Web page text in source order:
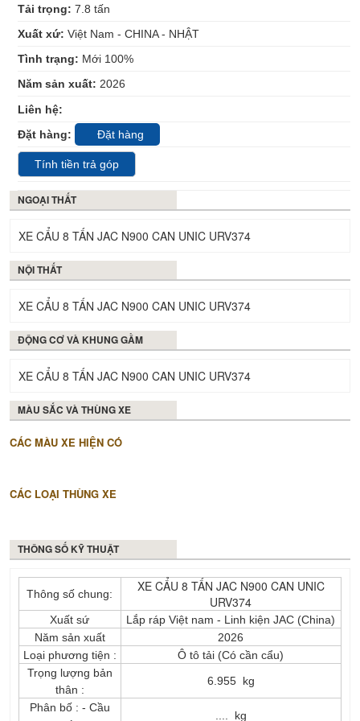
Tải trọng: 7.8 tấn
Xuất xứ: Việt Nam - CHINA - NHẬT
Tình trạng: Mới 100%
Năm sản xuất: 2026
Liên hệ:
Đặt hàng:
Đặt hàng
Tính tiền trả góp
NGOẠI THẤT
XE CẨU 8 TẤN JAC N900 CAN UNIC URV374
NỘI THẤT
XE CẨU 8 TẤN JAC N900 CAN UNIC URV374
ĐỘNG CƠ VÀ KHUNG GẦM
XE CẨU 8 TẤN JAC N900 CAN UNIC URV374
MÀU SẮC VÀ THÙNG XE
CÁC MÀU XE HIỆN CÓ
CÁC LOẠI THÙNG XE
THÔNG SỐ KỸ THUẬT
Thông số chung:
XE CẨU 8 TẤN JAC N900 CAN UNIC
URV374
Xuất sứ
Lắp ráp Việt nam - Linh kiện JAC (China)
Năm sản xuất
2026
Loại phương tiện :
Ô tô tải (Có cần cẩu)
Trọng lượng bản
thân :
6.955 kg
Phân bố : - Cầu